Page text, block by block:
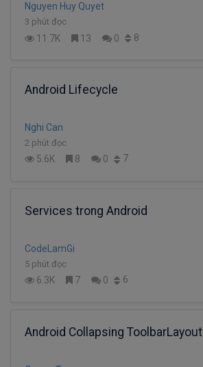
Nguyen Huy Quyet
3 phút đọc
11.7K 13 0 8
Android Lifecycle
Nghi Can
2 phút đọc
5.6K 8 0 7
Services trong Android
CodeLamGi
5 phút đọc
6.3K 7 0 6
Android Collapsing ToolbarLayout